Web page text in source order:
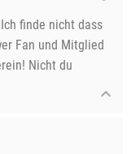
finde nicht dass
Fan und Mitglied
Nicht du